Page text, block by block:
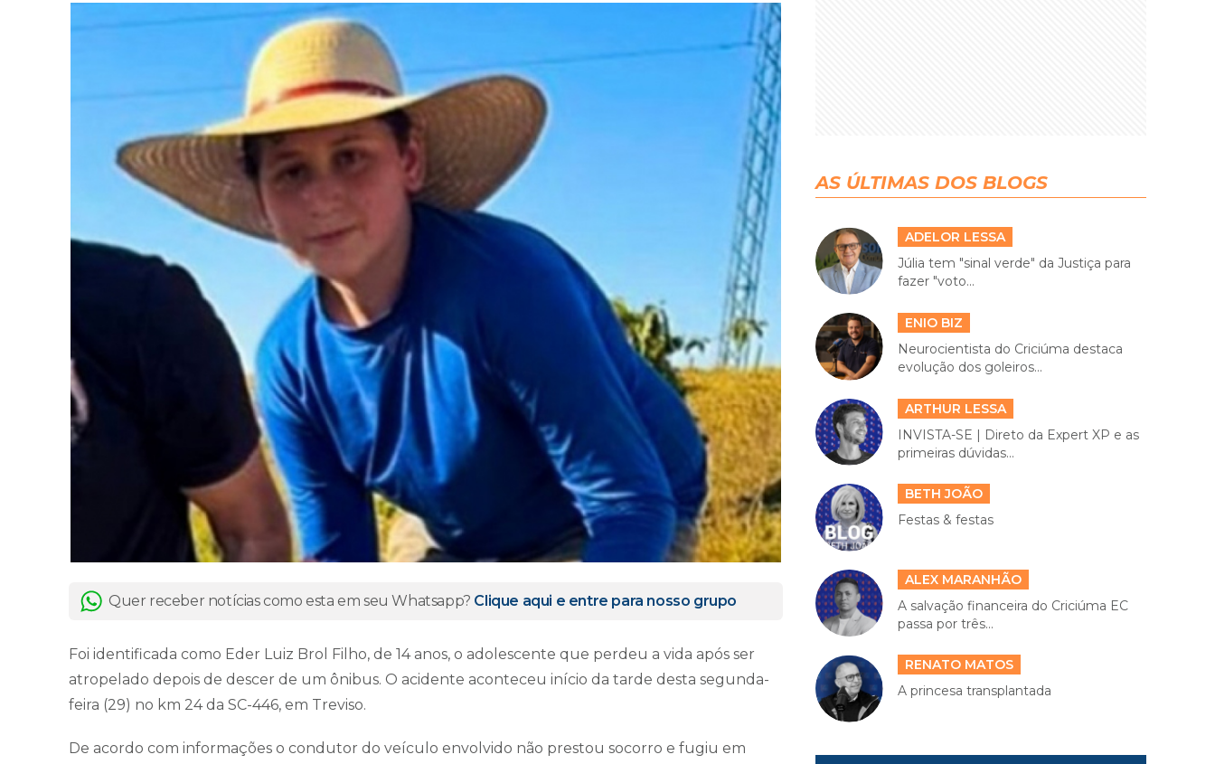
Quer receber notícias como esta em seu Whatsapp? Clique aqui e entre para nosso grupo
Foi identificada como Eder Luiz Brol Filho, de 14 anos, o adolescente que perdeu a vida após ser
atropelado depois de descer de um ônibus. O acidente aconteceu início da tarde desta segunda-
feira (29) no km 24 da SC-446, em Treviso.
De acordo com informações o condutor do veículo envolvido não prestou socorro e fugiu em
AS ÚLTIMAS DOS BLOGS
ADELOR LESSA
Júlia tem "sinal verde" da Justiça para
fazer "voto...
ENIO BIZ
Neurocientista do Criciúma destaca
evolução dos goleiros...
ARTHUR LESSA
INVISTA-SE | Direto da Expert XP e as
primeiras dúvidas...
BETH JOÃO
Festas & festas
ALEX MARANHÃO
A salvação financeira do Criciúma EC
passa por três...
RENATO MATOS
A princesa transplantada